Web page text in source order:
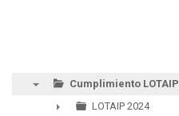
Cumplimiento LOTAIP
LOTAIP 2024